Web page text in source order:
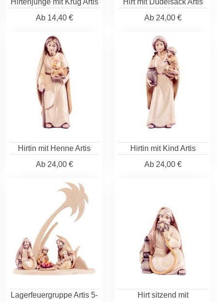
Hirtenjunge mit Krug Artis
Ab14,40 €
Hirt mit Dudelsack Artis
Ab24,00 €
Hirtin mit Henne Artis
Ab24,00 €
Hirtin mit Kind Artis
Ab24,00 €
Lagerfeuergruppe Artis 5-
Hirt sitzend mit